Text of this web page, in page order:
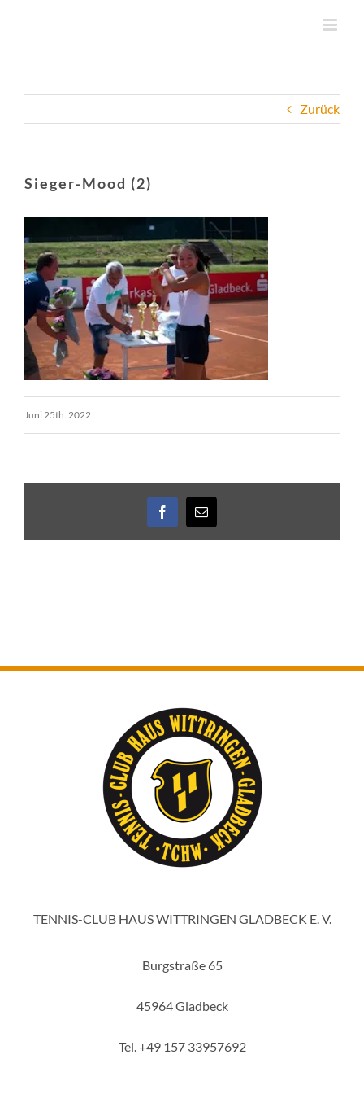
Zurück
Sieger-Mood (2)
Juni 25th. 2022
Facebook
E-
Mail
TENNIS-CLUB HAUS WITTRINGEN GLADBECK E. V.
Burgstraße 65
45964 Gladbeck
Tel. +49 157 33957692